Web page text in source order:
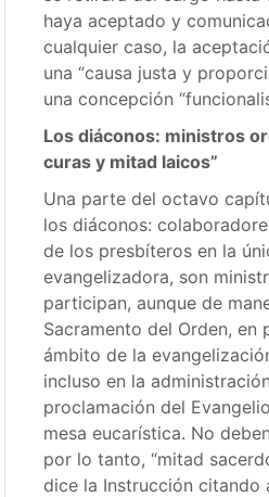
haya aceptado y
cualquier caso, la
una “causa justa y
una concepción
Los diáconos: ministros
curas y mitad laicos”
Una parte del octavo
los diáconos:
de los presbíteros en la
evangelizadora, son
participan, aunque de
Sacramento del Orden, en
ámbito de la
incluso en la
proclamación del
mesa eucarística. No
por lo tanto, “mitad
dice la Instrucción citando